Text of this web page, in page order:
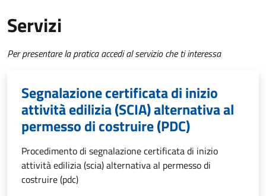
Servizi
Per presentare la pratica accedi al servizio che ti interessa
Segnalazione certificata di inizio
attività edilizia (SCIA) alternativa al
permesso di costruire (PDC)
Procedimento di segnalazione certificata di inizio
attività edilizia (scia) alternativa al permesso di
costruire (pdc)